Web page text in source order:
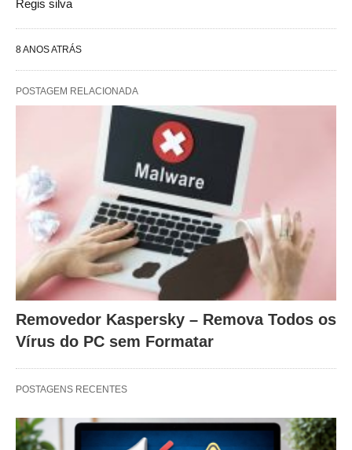
Regis silva
8 ANOS ATRÁS
POSTAGEM RELACIONADA
Removedor Kaspersky – Remova Todos os
Vírus do PC sem Formatar
POSTAGENS RECENTES